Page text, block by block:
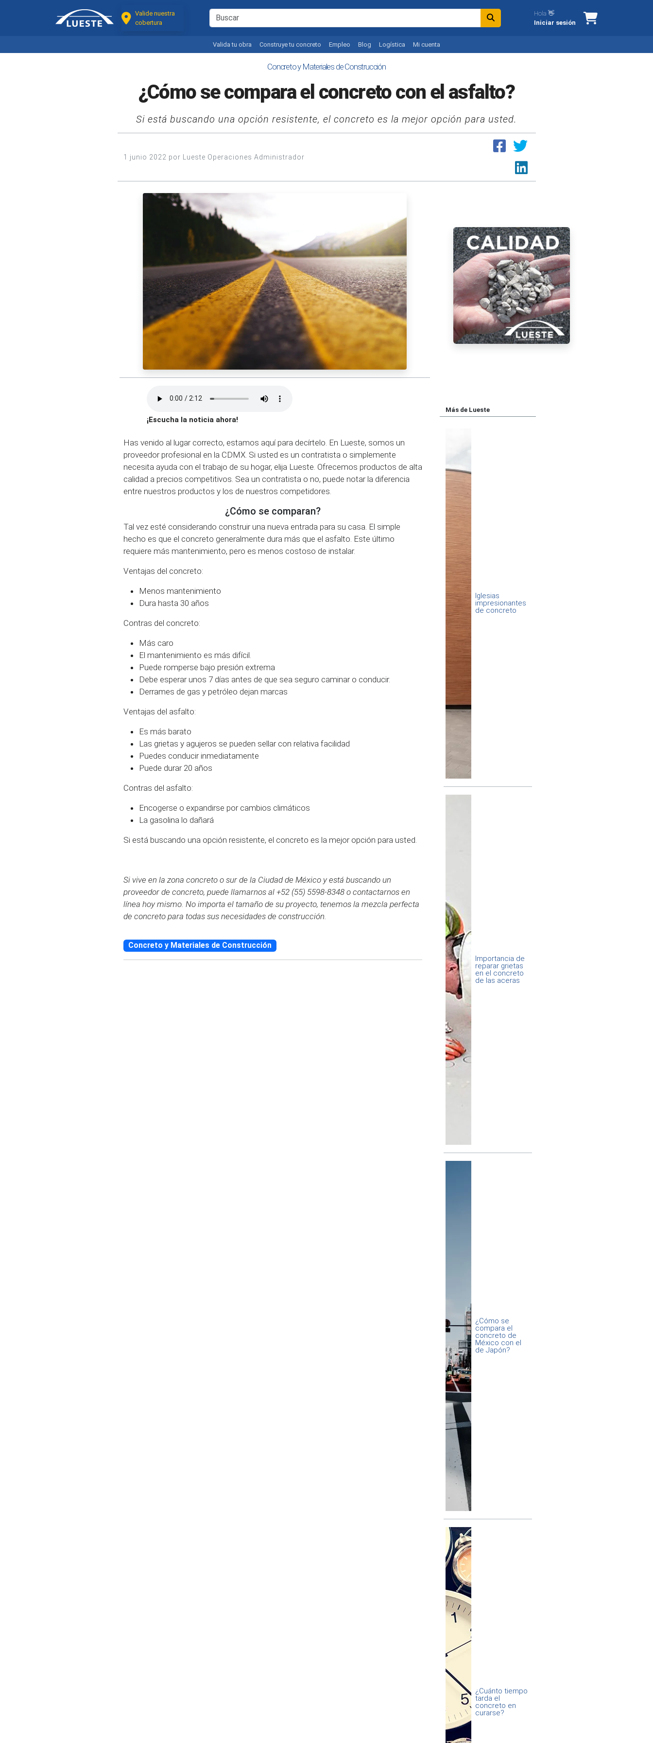
Valide nuestra
cobertura
Hola 👋
Iniciar sesión
Valida tu obra Construye tu concreto Empleo Blog Logística Mi cuenta
Concreto y Materiales de Construcción
¿Cómo se compara el concreto con el asfalto?
Si está buscando una opción resistente, el concreto es la mejor opción para usted.
1 junio 2022 por Lueste Operaciones Administrador
¡Escucha la noticia ahora!
Has venido al lugar correcto, estamos aquí para decírtelo. En Lueste, somos un
proveedor profesional en la CDMX. Si usted es un contratista o simplemente
necesita ayuda con el trabajo de su hogar, elija Lueste. Ofrecemos productos de alta
calidad a precios competitivos. Sea un contratista o no, puede notar la diferencia
entre nuestros productos y los de nuestros competidores.
¿Cómo se comparan?
Tal vez esté considerando construir una nueva entrada para su casa. El simple
hecho es que el concreto generalmente dura más que el asfalto. Este último
requiere más mantenimiento, pero es menos costoso de instalar.
Ventajas del concreto:
Menos mantenimiento
Dura hasta 30 años
Contras del concreto:
Más caro
El mantenimiento es más difícil.
Puede romperse bajo presión extrema
Debe esperar unos 7 días antes de que sea seguro caminar o conducir.
Derrames de gas y petróleo dejan marcas
Ventajas del asfalto:
Es más barato
Las grietas y agujeros se pueden sellar con relativa facilidad
Puedes conducir inmediatamente
Puede durar 20 años
Contras del asfalto:
Encogerse o expandirse por cambios climáticos
La gasolina lo dañará
Si está buscando una opción resistente, el concreto es la mejor opción para usted.
Si vive en la zona concreto o sur de la Ciudad de México y está buscando un
proveedor de concreto, puede llamarnos al +52 (55) 5598-8348 o contactarnos en
línea hoy mismo. No importa el tamaño de su proyecto, tenemos la mezcla perfecta
de concreto para todas sus necesidades de construcción.
Concreto y Materiales de Construcción
Más de Lueste
Iglesias
impresionantes
de concreto
Importancia de
reparar grietas
en el concreto
de las aceras
¿Cómo se
compara el
concreto de
México con el
de Japón?
¿Cuánto tiempo
tarda el
concreto en
curarse?